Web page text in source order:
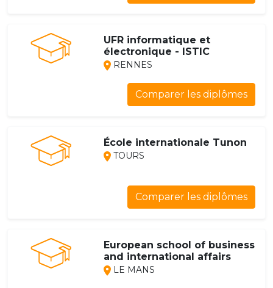
UFR informatique et
électronique - ISTIC
RENNES
Comparer les diplômes
École internationale Tunon
TOURS
Comparer les diplômes
European school of business
and international affairs
LE MANS